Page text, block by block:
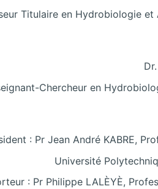
Titulaire en Hydrobiologie et
Chercheur en
: Pr Jean André KABRE,
Université
: Pr Philippe LALÈYÈ,